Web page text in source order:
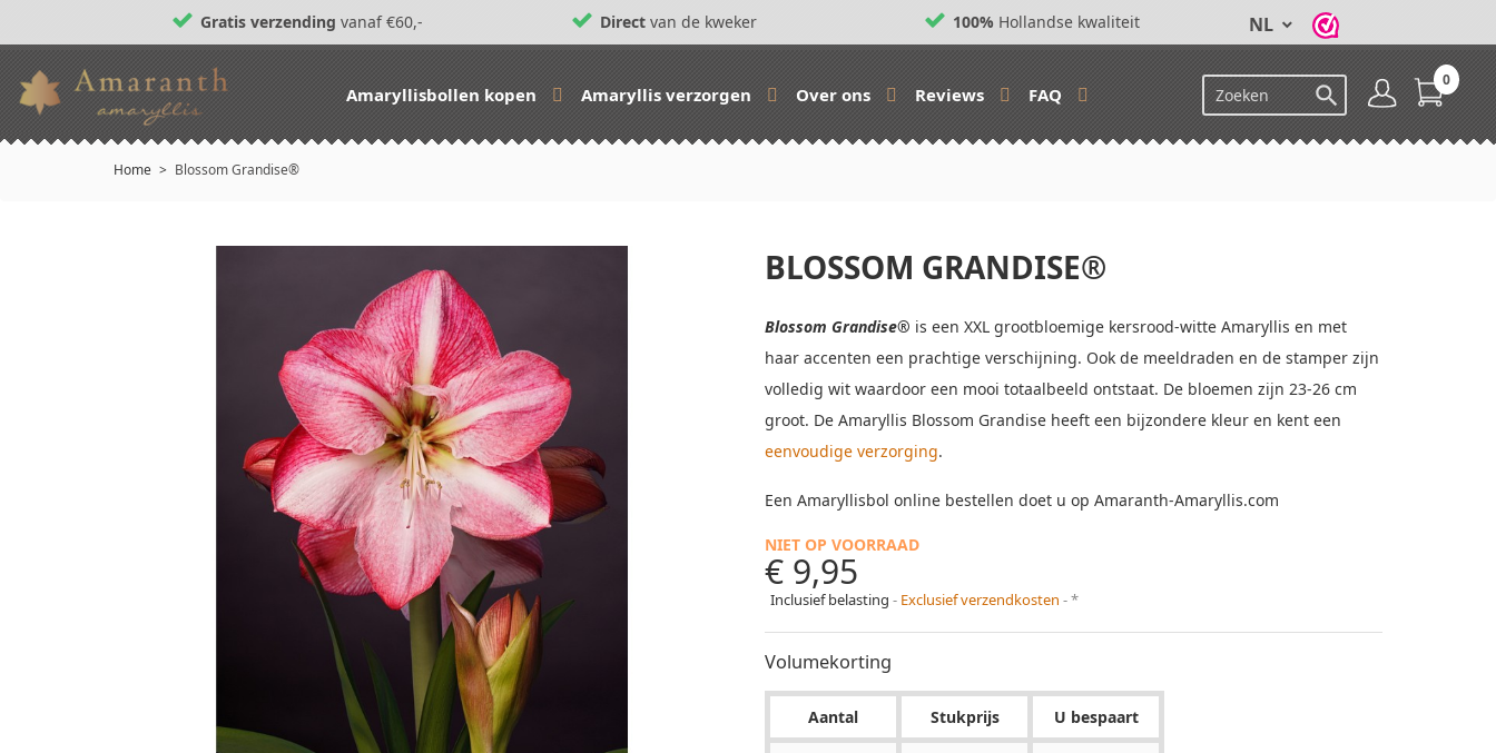
Gratis verzending vanaf €60,- Direct van de kweker 100%Hollandse kwaliteit NL
Amaryllisbollen kopen Amaryllis verzorgen Over ons Reviews FAQ 
0
Home Blossom Grandise®
BLOSSOM GRANDISE®
Blossom Grandise® is een XXL grootbloemige kersrood-witte Amaryllis en met
haar accenten een prachtige verschijning. Ook de meeldraden en de stamper zijn
volledig wit waardoor een mooi totaalbeeld ontstaat. De bloemen zijn 23-26 cm
groot. De Amaryllis Blossom Grandise heeft een bijzondere kleur en kent een
eenvoudige verzorging.
Een Amaryllisbol online bestellen doet u op Amaranth-Amaryllis.com
NIET OP VOORRAAD
€ 9,95
Inclusief belasting Exclusief verzendkosten *
Volumekorting
Aantal Stukprijs U bespaart